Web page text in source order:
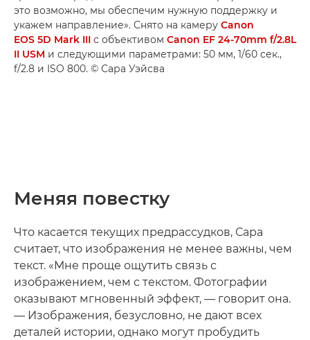
это возможно, мы обеспечим нужную поддержку и
укажем направление». Снято на камеру Canon
EOS 5D Mark III с объективом Canon EF 24-70mm f/2.8L
II USM и следующими параметрами: 50 мм, 1/60 сек.,
f/2.8 и ISO 800. © Сара Уэйсва
Меняя повестку
Что касается текущих предрассудков, Сара
считает, что изображения не менее важны, чем
текст. «Мне проще ощутить связь с
изображением, чем с текстом. Фотографии
оказывают мгновенный эффект, — говорит она.
— Изображения, безусловно, не дают всех
деталей истории, однако могут пробудить